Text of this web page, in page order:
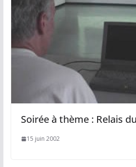
Soirée à thème : Relais
15 juin 2002